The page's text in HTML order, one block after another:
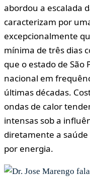
abordou a escalada
caracterizam por
excepcionalmente
mínima de três dias
que o estado de São
nacional em
últimas décadas.
ondas de calor
intensas sob a
diretamente a
por energia.